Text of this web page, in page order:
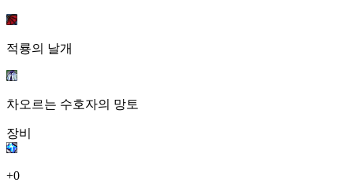
적룡의 날개
차오르는 수호자의 망토
장비
+0